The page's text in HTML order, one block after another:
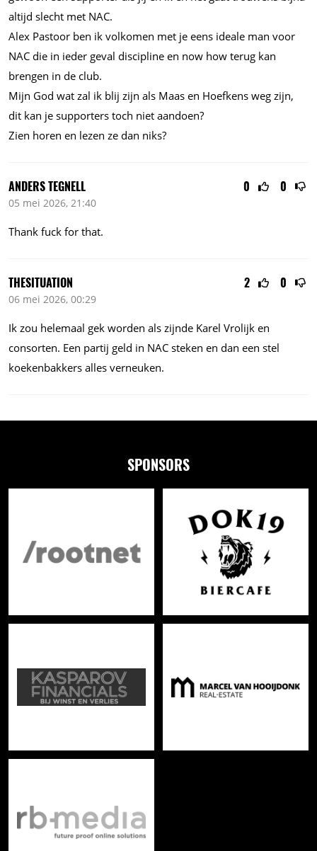
altijd slecht met NAC.
Alex Pastoor ben ik volkomen met je eens ideale man voor
NAC die in ieder geval discipline en now how terug kan
brengen in de club.
Mijn God wat zal ik blij zijn als Maas en Hoefkens weg zijn,
dit kan je supporters toch niet aandoen?
Zien horen en lezen ze dan niks?
0 0
ANDERS TEGNELL
05 mei 2026, 21:40
Thank fuck for that.
2 0
THESITUATION
06 mei 2026, 00:29
Ik zou helemaal gek worden als zijnde Karel Vrolijk en
consorten. Een partij geld in NAC steken en dan een stel
koekenbakkers alles verneuken.
SPONSORS